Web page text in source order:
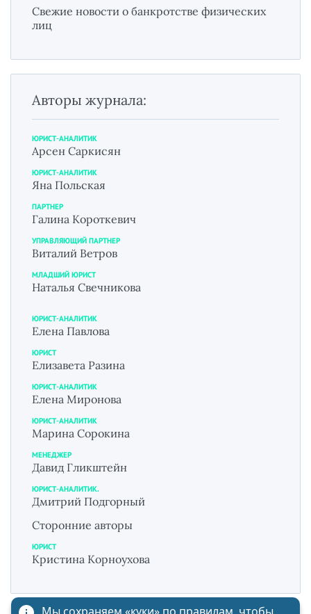
Свежие новости о банкротстве физических
лиц
Авторы журнала:
ЮРИСТ-АНАЛИТИК
Арсен Саркисян
ЮРИСТ-АНАЛИТИК
Яна Польская
ПАРТНЕР
Галина Короткевич
УПРАВЛЯЮЩИЙ ПАРТНЕР
Виталий Ветров
МЛАДШИЙ ЮРИСТ
Наталья Свечникова
ЮРИСТ-АНАЛИТИК
Елена Павлова
ЮРИСТ
Елизавета Разина
ЮРИСТ-АНАЛИТИК
Елена Миронова
ЮРИСТ-АНАЛИТИК
Марина Сорокина
МЕНЕДЖЕР
Давид Гликштейн
ЮРИСТ-АНАЛИТИК.
Дмитрий Подгорный
Сторонние авторы
ЮРИСТ
Кристина Корноухова